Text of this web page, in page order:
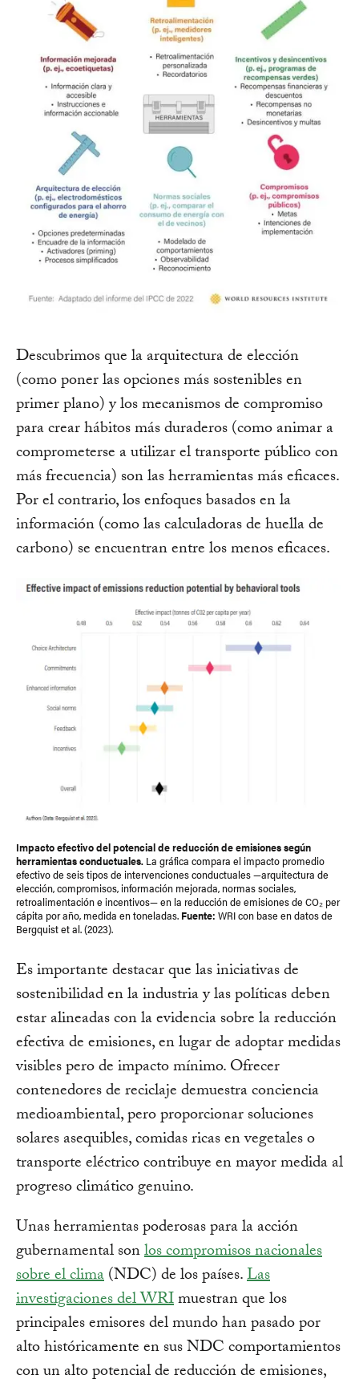
Descubrimos que la arquitectura de elección
(como poner las opciones más sostenibles en
primer plano) y los mecanismos de compromiso
para crear hábitos más duraderos (como animar a
comprometerse a utilizar el transporte público con
más frecuencia) son las herramientas más eficaces.
Por el contrario, los enfoques basados en la
información (como las calculadoras de huella de
carbono) se encuentran entre los menos eficaces.
Impacto efectivo del potencial de reducción de emisiones según
herramientas conductuales. La gráfica compara el impacto promedio
efectivo de seis tipos de intervenciones conductuales —arquitectura de
elección, compromisos, información mejorada, normas sociales,
retroalimentación e incentivos— en la reducción de emisiones de CO₂ per
cápita por año, medida en toneladas. Fuente: WRI con base en datos de
Bergquist et al. (2023).
Es importante destacar que las iniciativas de
sostenibilidad en la industria y las políticas deben
estar alineadas con la evidencia sobre la reducción
efectiva de emisiones, en lugar de adoptar medidas
visibles pero de impacto mínimo. Ofrecer
contenedores de reciclaje demuestra conciencia
medioambiental, pero proporcionar soluciones
solares asequibles, comidas ricas en vegetales o
transporte eléctrico contribuye en mayor medida al
progreso climático genuino.
Unas herramientas poderosas para la acción
gubernamental sonlos compromisos nacionales
sobre el clima(NDC) de los países.Las
investigaciones del WRImuestran que los
principales emisores del mundo han pasado por
alto históricamente en sus NDC comportamientos
con un alto potencial de reducción de emisiones,